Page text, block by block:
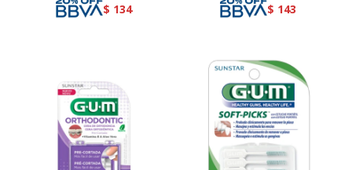
$ 134 $ 143